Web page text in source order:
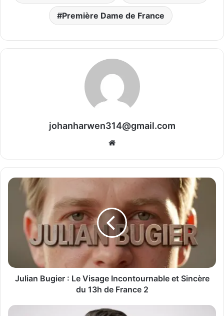
Première Dame de France
johanharwen314@gmail.com
Website
Julian Bugier : Le Visage Incontournable et Sincère
du 13h de France 2